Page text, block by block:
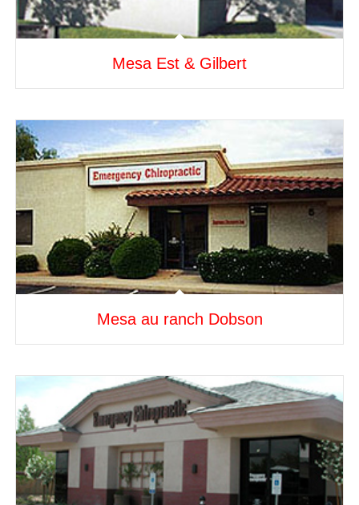
Mesa Est & Gilbert
Mesa au ranch Dobson